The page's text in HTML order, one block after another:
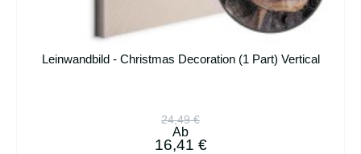
Leinwandbild - Christmas Decoration (1 Part) Vertical
24,49 €
Ab
16,41 €